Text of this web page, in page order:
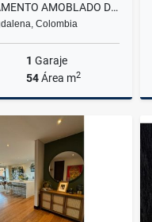
VENTA APARTAMENTO AMOBLADO DOS ALCOBAS TURISTICO EN CONDOMINIO - E.C.
Colombia
1 Garaje
54Área m2
$300.000.000